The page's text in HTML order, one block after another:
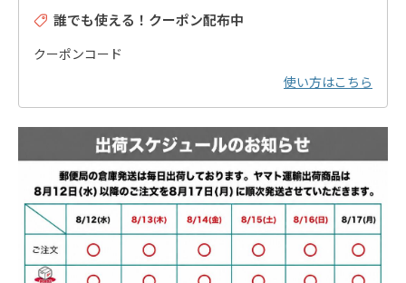
誰でも使える！クーポン配布中
クーポンコード
使い方はこちら